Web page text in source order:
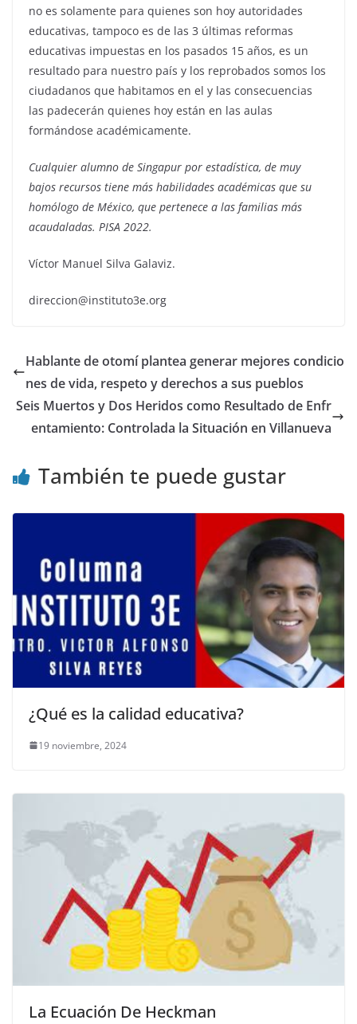
no es solamente para quienes son hoy autoridades
educativas, tampoco es de las 3 últimas reformas
educativas impuestas en los pasados 15 años, es un
resultado para nuestro país y los reprobados somos los
ciudadanos que habitamos en el y las consecuencias
las padecerán quienes hoy están en las aulas
formándose académicamente.
Cualquier alumno de Singapur por estadística, de muy
bajos recursos tiene más habilidades académicas que su
homólogo de México, que pertenece a las familias más
acaudaladas. PISA 2022.
Víctor Manuel Silva Galaviz.
direccion@instituto3e.org
Hablante de otomí plantea generar mejores condicio
nes de vida, respeto y derechos a sus pueblos
Seis Muertos y Dos Heridos como Resultado de Enfr
entamiento: Controlada la Situación en Villanueva
También te puede gustar
¿Qué es la calidad educativa?
19 noviembre, 2024
La Ecuación De Heckman